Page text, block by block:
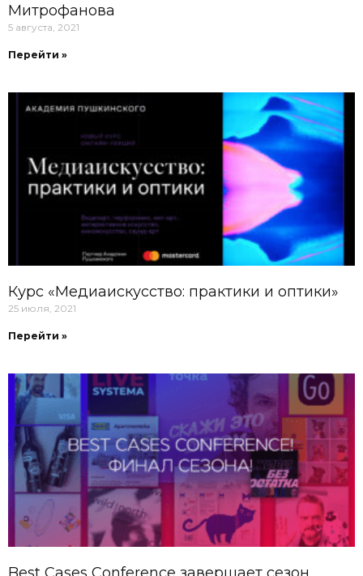
Митрофанова
5 августа, 2021
Перейти »
Курс «Медиаискусство: практики и оптики»
25 июля, 2021
Перейти »